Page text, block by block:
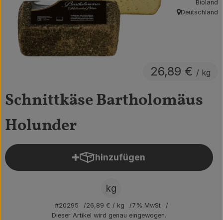
Obst & Gemüse
Getränke
Vorratskammer
Süßes & Salziges
Haushalt
Catering
Schnittkäse Bartholomäus
Holunder
26,89 € / kg
Bioland
, Herkunft:
Deutschland
hinzufügen
Produkt zum Warenkorb
kg
#20295 26,89 € / kg
7% MwSt
Dieser Artikel wird genau eingewogen.